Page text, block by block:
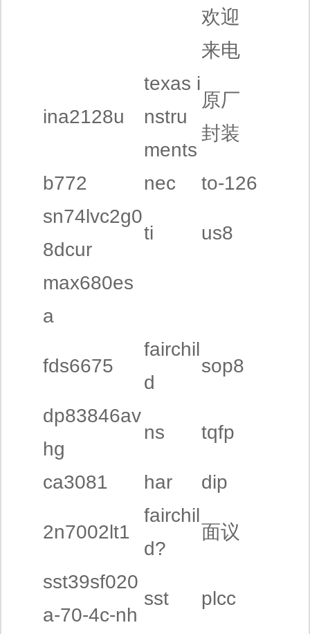
欢迎
来电
ina2128u
texas i
nstru
ments
原厂
封装
b772 nec
to-126
sn74lvc2g0
8dcur
ti us8
max680es
a
fds6675
fairchil
d
sop8
dp83846av
hg
ns tqfp
ca3081 har dip
2n7002lt1
fairchil
d?
面议
sst39sf020
a-70-4c-nh
sst plcc